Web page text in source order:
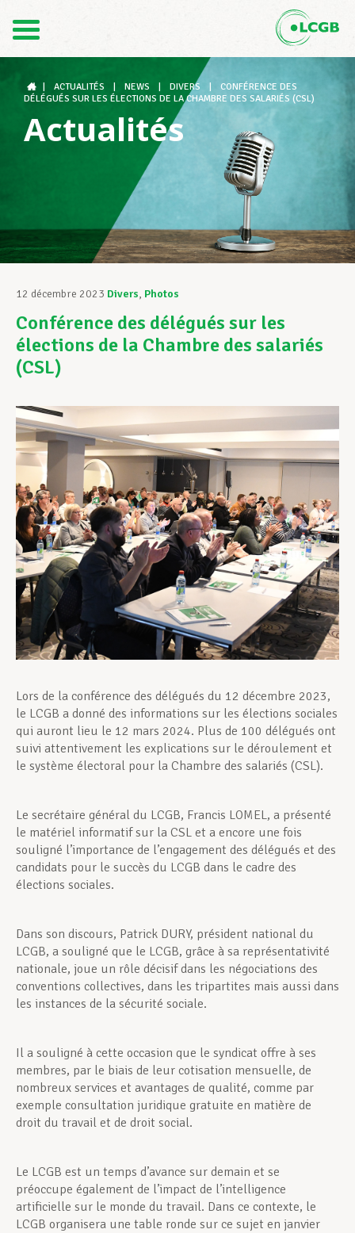
DE
Le LCGB
Structures syndicales
Assistance au Travail
Vos droits
Développement professionnel
Devenir Membre
Actualités
ACTUALITÉS NEWS DIVERS
CONFÉRENCE DES
DÉLÉGUÉS SUR LES ÉLECTIONS DE LA CHAMBRE DES SALARIÉS (CSL)
Actualités
12 décembre 2023 Divers, Photos
Conférence des délégués sur les
élections de la Chambre des salariés
(CSL)
Lors de la conférence des délégués du 12 décembre 2023,
le LCGB a donné des informations sur les élections sociales
qui auront lieu le 12 mars 2024. Plus de 100 délégués ont
suivi attentivement les explications sur le déroulement et
le système électoral pour la Chambre des salariés (CSL).
Le secrétaire général du LCGB, Francis LOMEL, a présenté
le matériel informatif sur la CSL et a encore une fois
souligné l’importance de l’engagement des délégués et des
candidats pour le succès du LCGB dans le cadre des
élections sociales.
Dans son discours, Patrick DURY, président national du
LCGB, a souligné que le LCGB, grâce à sa représentativité
nationale, joue un rôle décisif dans les négociations des
conventions collectives, dans les tripartites mais aussi dans
les instances de la sécurité sociale.
Il a souligné à cette occasion que le syndicat offre à ses
membres, par le biais de leur cotisation mensuelle, de
nombreux services et avantages de qualité, comme par
exemple consultation juridique gratuite en matière de
droit du travail et de droit social.
Le LCGB est un temps d’avance sur demain et se
préoccupe également de l’impact de l’intelligence
artificielle sur le monde du travail. Dans ce contexte, le
LCGB organisera une table ronde sur ce sujet en janvier